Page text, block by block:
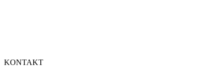
KONTAKT